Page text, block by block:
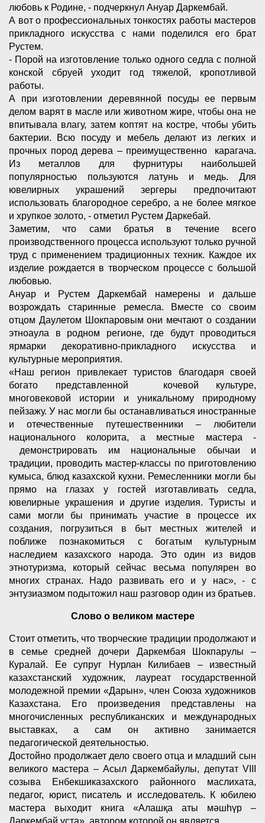
любовь к Родине, - подчеркнул Ануар Даркембай.
А вот о профессиональных тонкостях работы мастеров
прикладного искусства с нами поделился его брат
Рустем.
- Порой на изготовление только одного седла с полной
конской сбруей уходит год тяжелой, кропотливой
работы.
А при изготовлении деревянной посуды ее первым
делом варят в масле или животном жире, чтобы она не
впитывала влагу, затем коптят на костре, чтобы убить
бактерии. Всю посуду и мебель делают из легких и
прочных пород дерева – преимущественно карагача.
Из металлов для фурнитуры наибольшей
популярностью пользуются латунь и медь. Для
ювелирных украшений зергеры предпочитают
использовать благородное серебро, а не более мягкое
и хрупкое золото, - отметил Рустем Даркебай.
Заметим, что сами братья в течение всего
производственного процесса используют только ручной
труд с применением традиционных техник. Каждое их
изделие рождается в творческом процессе с большой
любовью.
Ануар и Рустем Даркембай намерены и дальше
возрождать старинные ремесла. Вместе со своим
отцом Даулетом Шокпаровым они мечтают о создании
этноаула в родном регионе, где будут проводиться
ярмарки декоративно-прикладного искусства и
культурные мероприятия.
«Наш регион привлекает туристов благодаря своей
богато представленной кочевой культуре,
многовековой истории и уникальному природному
пейзажу. У нас могли бы останавливаться иностранные
и отечественные путешественники – любители
национального колорита, а местные мастера -
демонстрировать им национальные обычаи и
традиции, проводить мастер-классы по приготовлению
кумыса, блюд казахской кухни. Ремесленники могли бы
прямо на глазах у гостей изготавливать седла,
ювелирные украшения и другие изделия. Туристы и
сами могли бы принимать участие в процессе их
создания, погрузиться в быт местных жителей и
поближе познакомиться с богатым культурным
наследием казахского народа. Это один из видов
этнотуризма, который сейчас весьма популярен во
многих странах. Надо развивать его и у нас», - с
энтузиазмом подытожил наш разговор один из братьев.
Слово о великом мастере
Стоит отметить, что творческие традиции продолжают и
в семье средней дочери Даркембая Шокпарулы –
Куралай. Ее супруг Нурлан Килибаев – известный
казахстанский художник, лауреат государственной
молодежной премии «Дарын», член Союза художников
Казахстана. Его произведения представлены на
многочисленных республиканских и международных
выставках, а сам он активно занимается
педагогической деятельностью.
Достойно продолжает дело своего отца и младший сын
великого мастера – Асыл Даркембайулы, депутат VIII
созыва Енбекшиказахского районного маслихата,
педагог, юрист, писатель и исследователь. К юбилею
мастера выходит книга «Алашқа аты мәшһүр –
Дәркембай ұста», автором которой он является.